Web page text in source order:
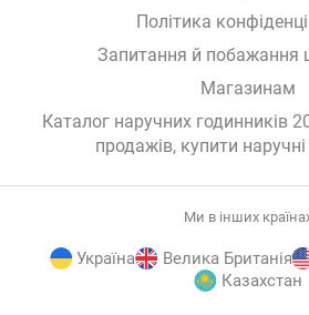
Політика
Запитання й побажання
Магазинам
Каталог наручних годинників
продажів, купити
Ми в інших
Україна Велика Британія
Казахстан